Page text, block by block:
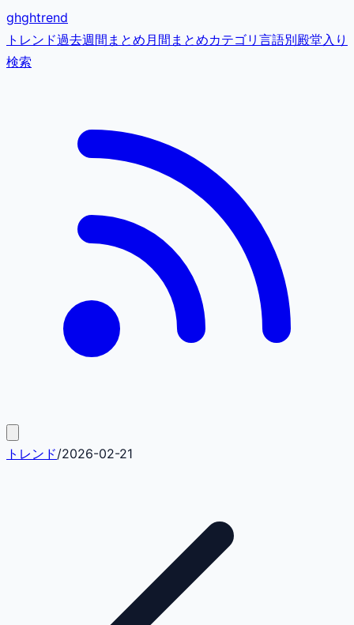
ghghtrend
トレンド過去週間まとめ月間まとめカテゴリ 言語別殿堂入り
検索
トレンド/2026-02-21